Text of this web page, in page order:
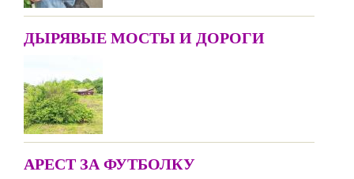
ДЫРЯВЫЕ МОСТЫ И ДОРОГИ
АРЕСТ ЗА ФУТБОЛКУ